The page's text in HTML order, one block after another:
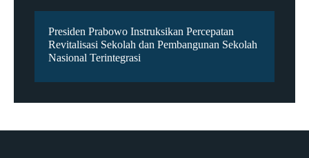
Presiden Prabowo Instruksikan Percepatan
Revitalisasi Sekolah dan Pembangunan Sekolah
Nasional Terintegrasi